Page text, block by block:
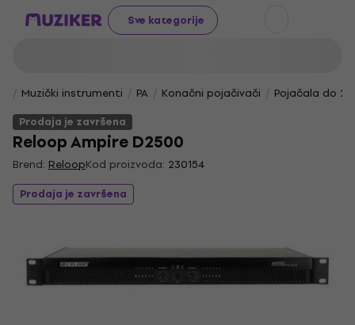
Sve kategorije
Muzički instrumenti PA Konačni pojačivači
Pojačala do
Prodaja je završena
Reloop Ampire D2500
Brend: ReloopKod proizvoda: 230154
Prodaja je završena